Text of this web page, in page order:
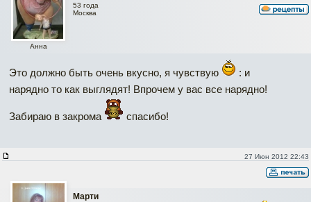
Анна
53 года
Москва
Это должно быть очень вкусно, я чувствую
: и
нарядно то как выглядят! Впрочем у вас все нарядно!
Забираю в закрома спасибо!
27 Июн 2012 22:43
Марти